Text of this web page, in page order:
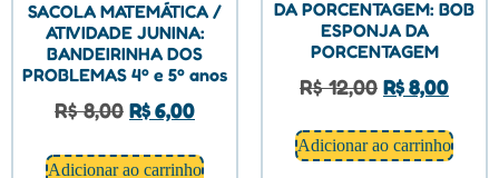
SACOLA MATEMÁTICA /
ATIVIDADE JUNINA:
BANDEIRINHA DOS
PROBLEMAS 4º e 5º anos
R$8,00 R$6,00
Adicionar ao carrinho
DA PORCENTAGEM: BOB
ESPONJA DA
PORCENTAGEM
R$12,00 R$8,00
Adicionar ao carrinho